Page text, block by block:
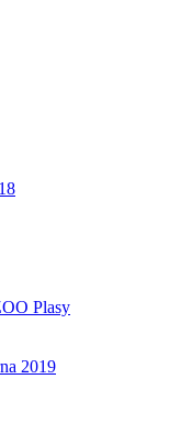
Plasy
2019